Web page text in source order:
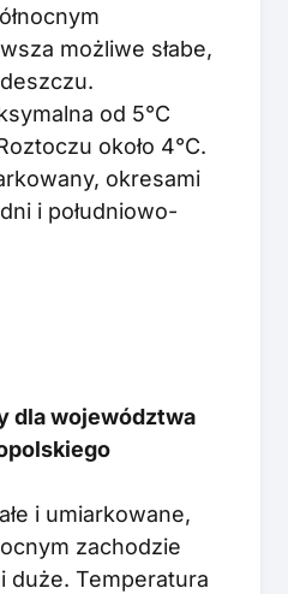
możliwe słabe,
od 5°C
około 4°C.
okresami
i południowo-
dla województwa
i umiarkowane,
zachodzie
duże. Temperatura